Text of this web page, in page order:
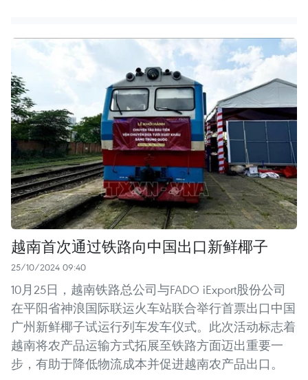
越南首次通过铁路向中国出口新鲜椰子
25/10/2024 09:40
10月25日，越南铁路总公司与FADO iExport股份公司
在平阳省神浪国际联运火车站联合举行首票出口中国
广州新鲜椰子试运行列车发车仪式。此次活动标志着
越南将农产品运输方式拓展至铁路方面迈出重要一
步，有助于降低物流成本并促进越南农产品出口。